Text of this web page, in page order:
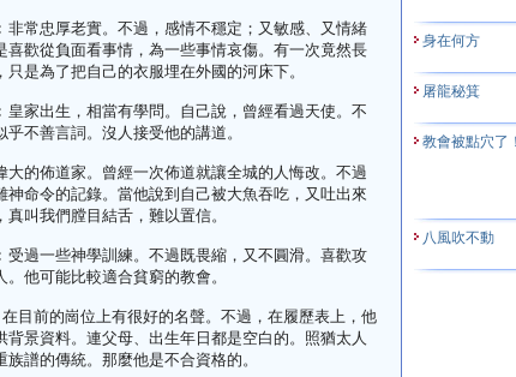
非常忠厚老實。不過，感情不穩定；又敏感、又情緒
喜歡從負面看事情，為一些事情哀傷。有一次竟然長
只是為了把自己的衣服埋在外國的河床下。
皇家出生，相當有學問。自己說，曾經看過天使。不
乎不善言詞。沒人接受他的講道。
大的佈道家。曾經一次佈道就讓全城的人悔改。不過
神命令的記錄。當他說到自己被大魚吞吃，又吐出來
真叫我們膛目結舌，難以置信。
受過一些神學訓練。不過既畏縮，又不圓滑。喜歡攻
。他可能比較適合貧窮的教會。
目前的崗位上有很好的名聲。不過，在履歷表上，他
背景資料。連父母、出生年日都是空白的。照猶太人
族譜的傳統。那麼他是不合資格的。
身在何方
屠龍秘箕
教會被點穴了
八風吹不動